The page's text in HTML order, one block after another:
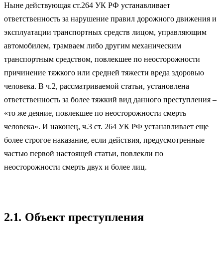
Ныне действующая ст.264 УК РФ устанавливает
ответственность за нарушение правил дорожного движения и
эксплуатации транспортных средств лицом, управляющим
автомобилем, трамваем либо другим механическим
транспортным средством, повлекшее по неосторожности
причинение тяжкого или средней тяжести вреда здоровью
человека. В ч.2, рассматриваемой статьи, установлена
ответственность за более тяжкий вид данного преступления –
«то же деяние, повлекшее по неосторожности смерть
человека». И наконец, ч.3 ст. 264 УК РФ устанавливает еще
более строгое наказание, если действия, предусмотренные
частью первой настоящей статьи, повлекли по
неосторожности смерть двух и более лиц.
2.1. Объект преступления